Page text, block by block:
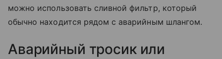
можно использовать сливной фильтр, который
обычно находится рядом с аварийным шлангом.
Аварийный тросик или